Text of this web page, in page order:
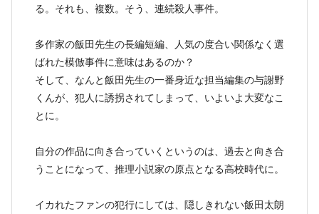
る。それも、複数。そう、連続殺人事件。
多作家の飯田先生の長編短編、人気の度合い関係なく選
ばれた模倣事件に意味はあるのか？
そして、なんと飯田先生の一番身近な担当編集の与謝野
くんが、犯人に誘拐されてしまって、いよいよ大変なこ
とに。
自分の作品に向き合っていくというのは、過去と向き合
うことになって、推理小説家の原点となる高校時代に。
イカれたファンの犯行にしては、隠しきれない飯田太朗